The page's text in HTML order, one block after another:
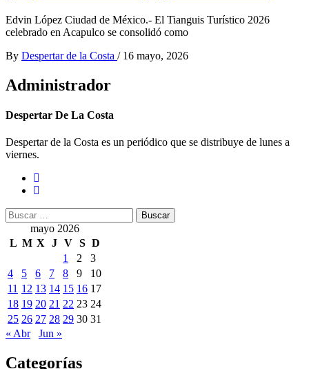
Edvin López Ciudad de México.- El Tianguis Turístico 2026
celebrado en Acapulco se consolidó como
By Despertar de la Costa / 16 mayo, 2026
Administrador
Despertar De La Costa
Despertar de la Costa es un periódico que se distribuye de lunes a
viernes.
Buscar:
mayo 2026
L M X J V S D
1
2
3
4
5 6 7 8 9
10
11 12 13 14 15 16 17
18 19 20 21 22 23 24
25 26 27 28 29 30 31
« Abr
Jun »
Categorías